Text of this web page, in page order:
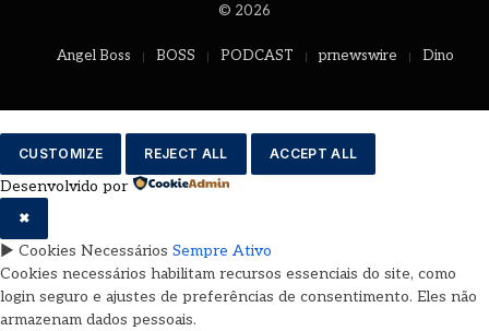
© 2026
Angel Boss BOSS PODCAST prnewswire Dino
CUSTOMIZE REJECT ALL ACCEPT ALL
Desenvolvido por
✖
► Cookies Necessários Sempre Ativo
Cookies necessários habilitam recursos essenciais do site, como
login seguro e ajustes de preferências de consentimento. Eles não
armazenam dados pessoais.